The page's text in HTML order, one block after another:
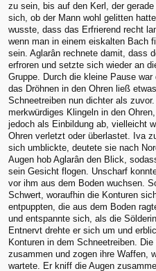
zu sein, bis auf den Kerl, der
sich, ob der Mann wohl gelitten
wusste, dass das Erfrierend recht
wenn man in einem eiskalten Bach
sein. Aglarân rechnete damit, dass
erfroren und setzte sich wieder an
Gruppe. Durch die kleine Pause
das Dröhnen in den Ohren ließ
Schneetreiben nun dichter als
merkwürdiges Klingeln in den
jedoch als Einbildung ab, vielleicht
Ohren verletzt oder überlastet. Iva
sich umblickte, deutete sie nach
Augen hob Aglarân den Blick,
sein Gesicht flogen. Unscharf
vor ihm aus dem Boden wuchsen.
Schwert, woraufhin die Konturen
entpuppten, die aus dem Boden
und entspannte sich, als die
Entnervt drehte er sich um und
Konturen in dem Schneetreiben.
zusammen und zogen ihre Waffen,
wartete. Er kniff die Augen